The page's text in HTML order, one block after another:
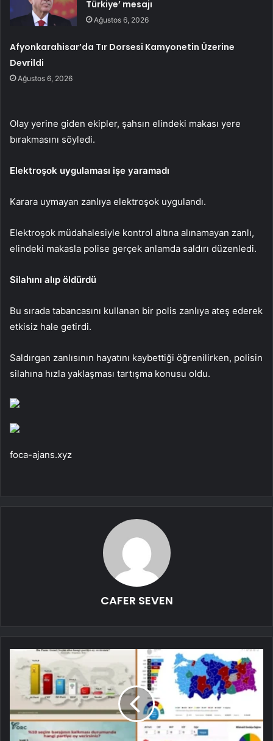
Türkiye’ mesajı
Ağustos 6, 2026
Afyonkarahisar’da Tır Dorsesi Kamyonetin Üzerine
Devrildi
Ağustos 6, 2026
Olay yerine giden ekipler, şahsın elindeki makası yere
bırakmasını söyledi.
Elektroşok uygulaması işe yaramadı
Karara uymayan zanlıya elektroşok uygulandı.
Elektroşok müdahalesiyle kontrol altına alınamayan zanlı,
elindeki makasla polise gerçek anlamda saldırı düzenledi.
Silahını alıp öldürdü
Bu sırada tabancasını kullanan bir polis zanlıya ateş ederek
etkisiz hale getirdi.
Saldırgan zanlısının hayatını kaybettiği öğrenilirken, polisin
silahına hızla yaklaşması tartışma konusu oldu.
foca-ajans.xyz
CAFER SEVEN